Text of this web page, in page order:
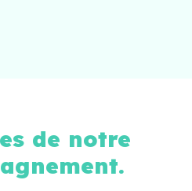
de notre